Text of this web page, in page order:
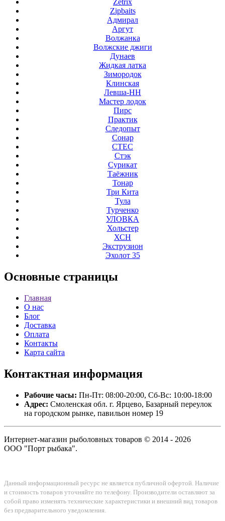
Zetrix
Zipbaits
Адмирал
Аргут
Волжанка
Волжские джиги
Дунаев
Жидкая латка
Зимородок
Клинская
Левша-НН
Мастер лодок
Пирс
Практик
Следопыт
Сонар
СТЕС
Стэк
Сурикат
Таёжник
Тонар
Три Кита
Тула
Турченко
УЛОВКА
Хольстер
ХСН
Экструзион
Эхолот 35
Основные страницы
Главная
О нас
Блог
Доставка
Оплата
Контакты
Карта сайта
Контактная информация
Рабочие часы: Пн-Пт: 08:00-20:00, Сб-Вс: 10:00-18:00
Адрес: Смоленская обл. г. Ярцево, Базарный переулок
на городском рынке, павильон номер 19
Интернет-магазин рыболовных товаров © 2014 - 2026
ООО "Порт рыбака".
Данный информационный ресурс не является публичной офертой. Наличие
и стоимость товаров уточняйте по телефону. Производители оставляют за
собой право изменять технические характеристики и внешний вид товаров
без предварительного уведомления.